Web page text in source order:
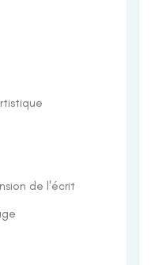
de l'écrit